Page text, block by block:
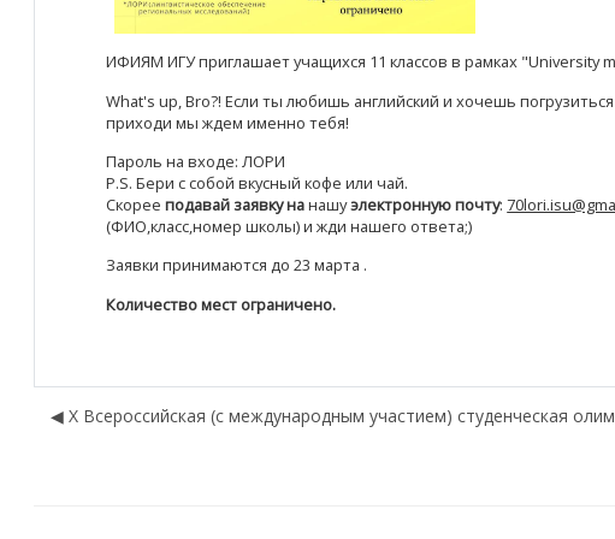
ИФИЯМ ИГУ приглашает учащихся 11 классов в рамках "University
What's up, Bro?! Если ты любишь английский и хочешь
приходи мы ждем именно тебя!
Пароль на входе: ЛОРИ
P.S. Бери с собой вкусный кофе или чай.
Скорееподавай заявкунанашуэлектронную почту:
(ФИО,класс,номер школы) и жди нашего ответа;)
Заявки принимаются до 23 марта .
Количество мест ограничено.
◀︎ X Всероссийская (с международным участием) студенческая